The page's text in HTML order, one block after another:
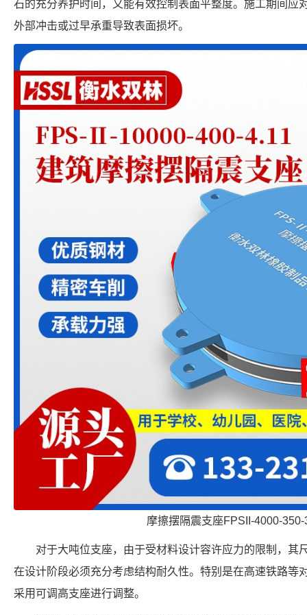
石的充分养护时间，又能有效控制表面平整度。施工期间应
外部冲击或过早承重导致表面损坏。
摩擦摆隔震支座FPSII-4000-350-
对于大吨位支座，由于受材料设计容许应力的限制，其
在设计阶段必须充分考虑结构耐久性。特别是在高速铁路等
采用可调高支座进行调整。